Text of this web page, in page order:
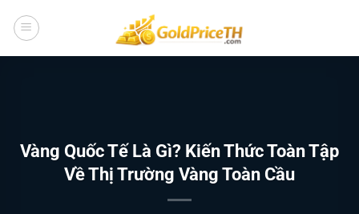
qua
Vàng Quốc Tế Là Gì? Kiến Thức Toàn Tập
Về Thị Trường Vàng Toàn Cầu